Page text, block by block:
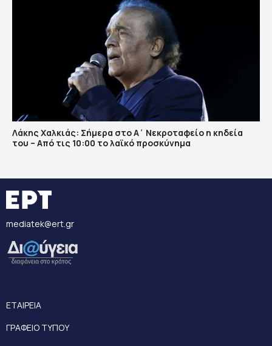
Λάκης Χαλκιάς: Σήμερα στο Α΄ Νεκροταφείο η κηδεία
του – Από τις 10:00 το λαϊκό προσκύνημα
mediatek@ert.gr
ΕΤΑΙΡΕΙΑ
ΓΡΑΦΕΙΟ ΤΥΠΟΥ